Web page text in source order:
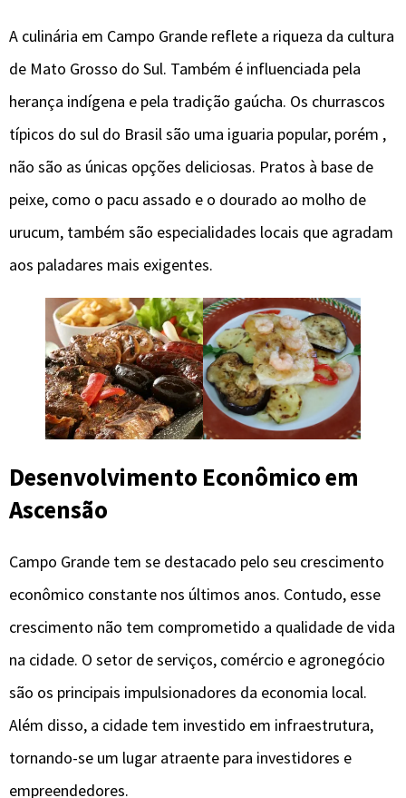
A culinária em Campo Grande reflete a riqueza da cultura
de Mato Grosso do Sul. Também é influenciada pela
herança indígena e pela tradição gaúcha. Os churrascos
típicos do sul do Brasil são uma iguaria popular, porém ,
não são as únicas opções deliciosas. Pratos à base de
peixe, como o pacu assado e o dourado ao molho de
urucum, também são especialidades locais que agradam
aos paladares mais exigentes.
Desenvolvimento Econômico em
Ascensão
Campo Grande tem se destacado pelo seu crescimento
econômico constante nos últimos anos. Contudo, esse
crescimento não tem comprometido a qualidade de vida
na cidade. O setor de serviços, comércio e agronegócio
são os principais impulsionadores da economia local.
Além disso, a cidade tem investido em infraestrutura,
tornando-se um lugar atraente para investidores e
empreendedores.